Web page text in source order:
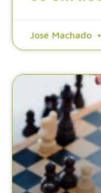
José Machado